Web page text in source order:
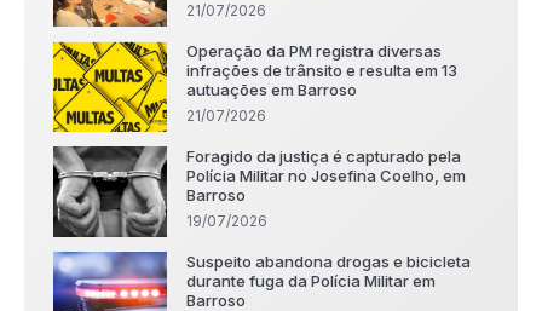
21/07/2026
Operação da PM registra diversas
infrações de trânsito e resulta em 13
autuações em Barroso
21/07/2026
Foragido da justiça é capturado pela
Polícia Militar no Josefina Coelho, em
Barroso
19/07/2026
Suspeito abandona drogas e bicicleta
durante fuga da Polícia Militar em
Barroso